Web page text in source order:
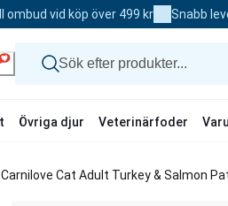
ombud vid köp över 499 kr Snabb
Övriga djur Veterinärfoder
Carnilove Cat Adult Turkey & Salmon